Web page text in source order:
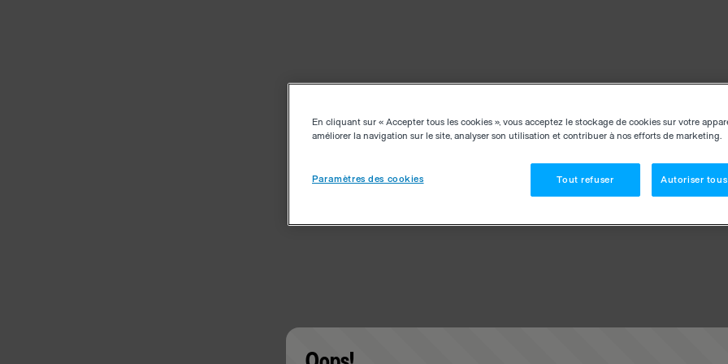
En cliquant sur « Accepter tous les cookies », vous acceptez le stockage de cookies sur votre
améliorer la navigation sur le site, analyser son utilisation et contribuer à nos efforts de marketing.
Paramètres des cookies Tout refuser Autoriser